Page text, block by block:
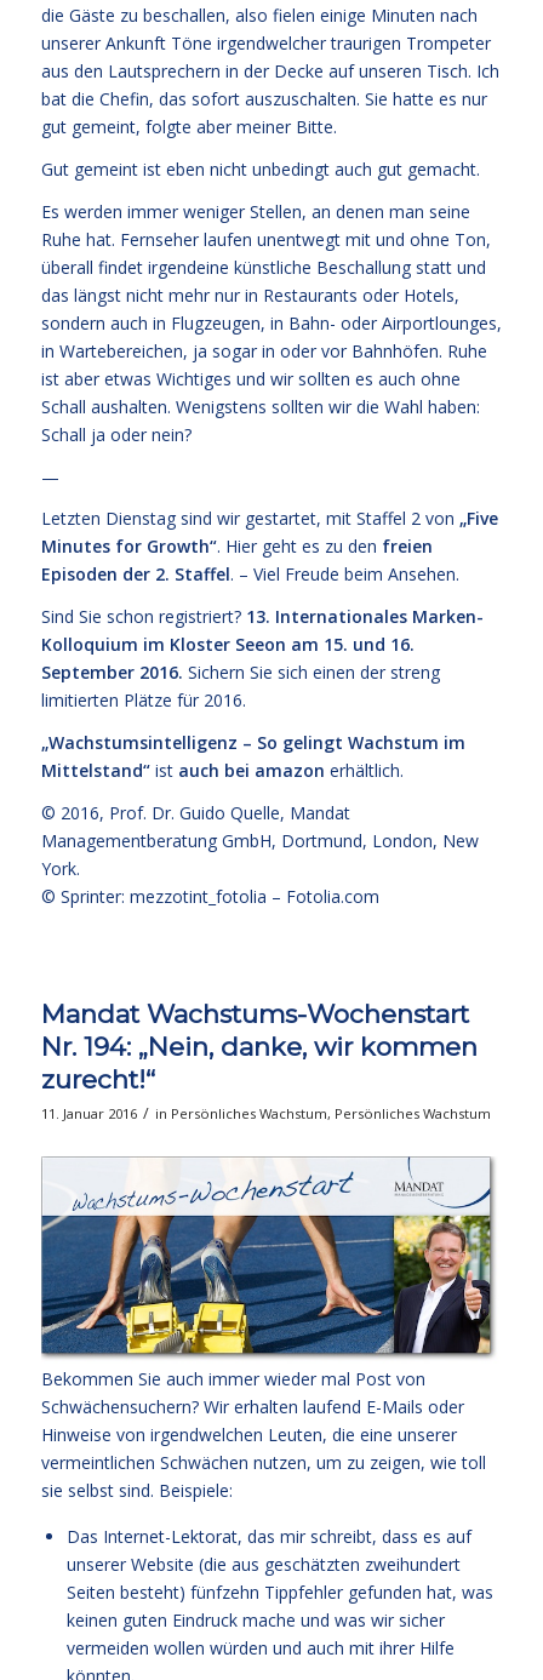
die Gäste zu beschallen, also fielen einige Minuten nach
unserer Ankunft Töne irgendwelcher traurigen Trompeter
aus den Lautsprechern in der Decke auf unseren Tisch. Ich
bat die Chefin, das sofort auszuschalten. Sie hatte es nur
gut gemeint, folgte aber meiner Bitte.
Gut gemeint ist eben nicht unbedingt auch gut gemacht.
Es werden immer weniger Stellen, an denen man seine
Ruhe hat. Fernseher laufen unentwegt mit und ohne Ton,
überall findet irgendeine künstliche Beschallung statt und
das längst nicht mehr nur in Restaurants oder Hotels,
sondern auch in Flugzeugen, in Bahn- oder Airportlounges,
in Wartebereichen, ja sogar in oder vor Bahnhöfen. Ruhe
ist aber etwas Wichtiges und wir sollten es auch ohne
Schall aushalten. Wenigstens sollten wir die Wahl haben:
Schall ja oder nein?
—
Letzten Dienstag sind wir gestartet, mit Staffel 2 von „Five
Minutes for Growth“. Hier geht es zu den freien
Episoden der 2. Staffel. – Viel Freude beim Ansehen.
Sind Sie schon registriert? 13. Internationales Marken-
Kolloquium im Kloster Seeon am 15. und 16.
September 2016. Sichern Sie sich einen der streng
limitierten Plätze für 2016.
„Wachstumsintelligenz – So gelingt Wachstum im
Mittelstand“ist auch bei amazon erhältlich.
© 2016, Prof. Dr. Guido Quelle, Mandat
Managementberatung GmbH, Dortmund, London, New
York.
© Sprinter: mezzotint_fotolia – Fotolia.com
Mandat Wachstums-Wochenstart
Nr. 194: „Nein, danke, wir kommen
zurecht!“
11. Januar 2016 / in Persönliches Wachstum, Persönliches Wachstum
Bekommen Sie auch immer wieder mal Post von
Schwächensuchern? Wir erhalten laufend E-Mails oder
Hinweise von irgendwelchen Leuten, die eine unserer
vermeintlichen Schwächen nutzen, um zu zeigen, wie toll
sie selbst sind. Beispiele:
Das Internet-Lektorat, das mir schreibt, dass es auf
unserer Website (die aus geschätzten zweihundert
Seiten besteht) fünfzehn Tippfehler gefunden hat, was
keinen guten Eindruck mache und was wir sicher
vermeiden wollen würden und auch mit ihrer Hilfe